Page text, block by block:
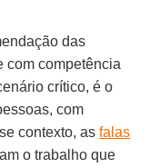
das
com competência
crítico, é o
com
contexto, asfalas
o trabalho que